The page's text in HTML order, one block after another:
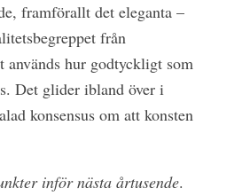
framförallt det eleganta –
från
används hur godtyckligt som
Det glider ibland över i
konsensus om att konsten
inför nästa årtusende.